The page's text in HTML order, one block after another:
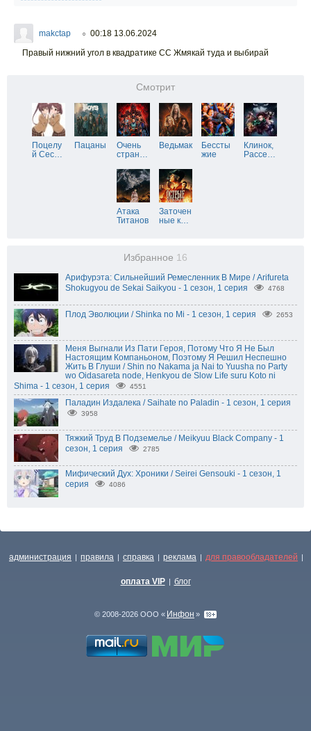
makctap ○ 00:18 13.06.2024
Правый нижний угол в квадратике СС Жмякай туда и выбирай
Смотрит
Поцелу
й Сес…
Пацаны
Очень
стран…
Ведьмак
Бессты
жие
Клинок,
Рассе…
Атака
Титанов
Заточен
ные к…
Избранное 16
Арифурэта: Сильнейший Ремесленник В Мире / Arifureta
Shokugyou de Sekai Saikyou - 1 сезон, 1 серия
4768
Плод Эволюции / Shinka no Mi - 1 сезон, 1 серия 2653
Меня Выгнали Из Пати Героя, Потому Что Я Не Был
Настоящим Компаньоном, Поэтому Я Решил Неспешно
Жить В Глуши / Shin no Nakama ja Nai to Yuusha no Party
wo Oidasareta node, Henkyou de Slow Life suru Koto ni
Shima - 1 сезон, 1 серия
4551
Паладин Издалека / Saihate no Paladin - 1 сезон, 1 серия
3958
Тяжкий Труд В Подземелье / Meikyuu Black Company - 1
сезон, 1 серия
2785
Мифический Дух: Хроники / Seirei Gensouki - 1 сезон, 1
серия
4086
администрация | правила | справка | реклама | для правообладателей |
оплата VIP | блог
© 2008-2026 ООО « Инфон »